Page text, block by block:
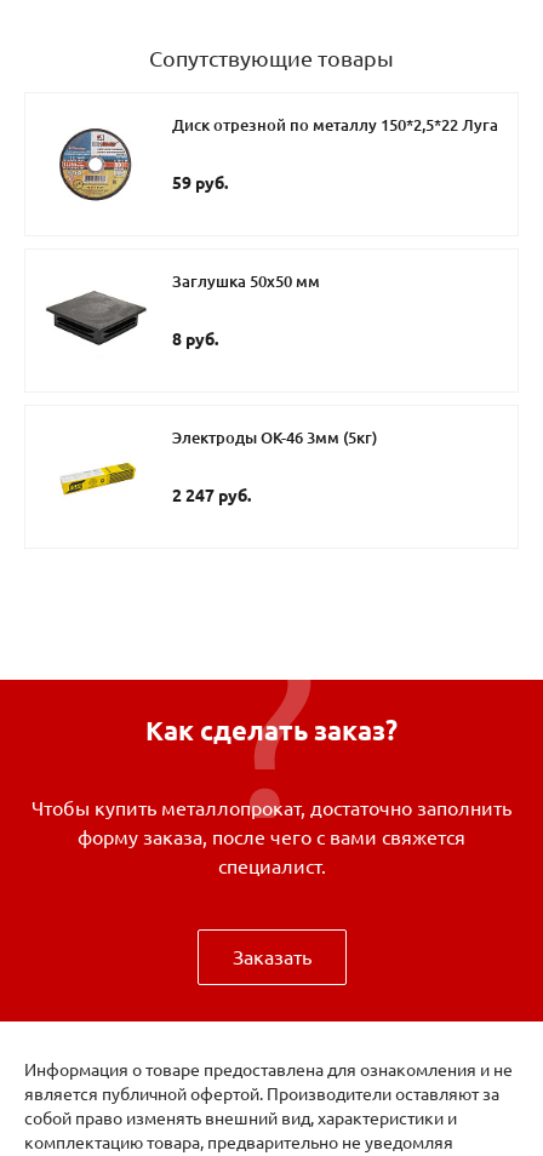
Сопутствующие товары
Диск отрезной по металлу 150*2,5*22 Луга
59 руб.
Заглушка 50х50 мм
8 руб.
Электроды ОК-46 3мм (5кг)
2 247 руб.
Как сделать заказ?
Чтобы купить металлопрокат, достаточно заполнить
форму заказа, после чего с вами свяжется
специалист.
Заказать
Информация о товаре предоставлена для ознакомления и не
является публичной офертой. Производители оставляют за
собой право изменять внешний вид, характеристики и
комплектацию товара, предварительно не уведомляя